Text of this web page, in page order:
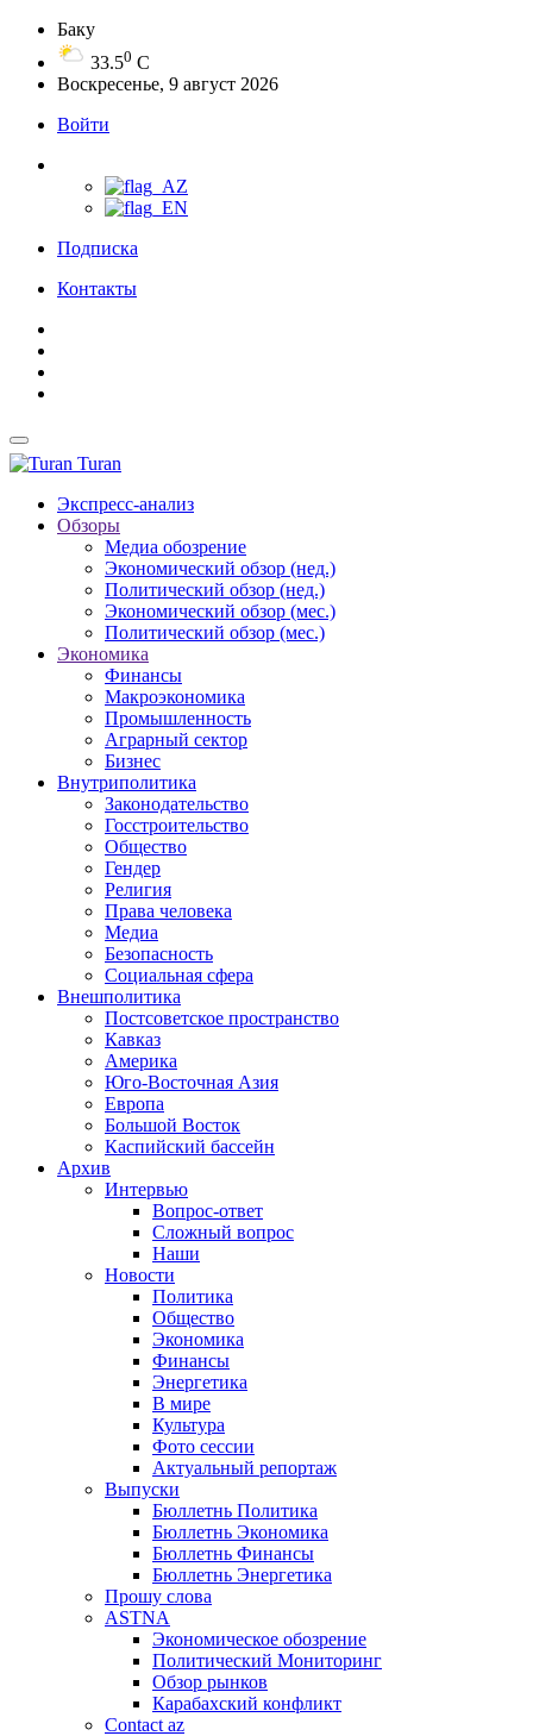
Баку
33.50 C
Воскресенье, 9 август 2026
Войти
Подписка
Контакты
Turan
Экспресс-анализ
Обзоры
Медиа обозрение
Экономический обзор (нед.)
Политический обзор (нед.)
Экономический обзор (мес.)
Политический обзор (мес.)
Экономика
Финансы
Макроэкономика
Промышленность
Аграрный сектор
Бизнес
Внутриполитика
Законодательство
Госстроительство
Общество
Гендер
Религия
Права человека
Медиа
Безопасность
Социальная сфера
Внешполитика
Постсоветское пространство
Кавказ
Америка
Юго-Восточная Азия
Европа
Большой Восток
Каспийский бассейн
Архив
Интервью
Вопрос-ответ
Сложный вопрос
Наши
Новости
Политика
Общество
Экономика
Финансы
Энергетика
В мире
Культура
Фото сессии
Актуальный репортаж
Выпуски
Бюллетнь Политика
Бюллетнь Экономика
Бюллетнь Финансы
Бюллетнь Энергетика
Прошу слова
ASTNA
Экономическое обозрение
Политический Мониторинг
Обзор рынков
Карабахский конфликт
Contact az